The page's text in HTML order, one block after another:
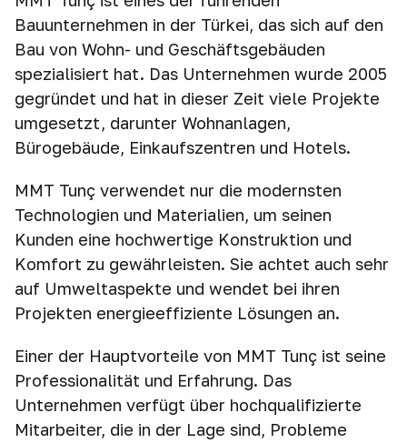
Bauunternehmen in der Türkei, das sich auf den
Bau von Wohn- und Geschäftsgebäuden
spezialisiert hat. Das Unternehmen wurde 2005
gegründet und hat in dieser Zeit viele Projekte
umgesetzt, darunter Wohnanlagen,
Bürogebäude, Einkaufszentren und Hotels.
MMT Tunç verwendet nur die modernsten
Technologien und Materialien, um seinen
Kunden eine hochwertige Konstruktion und
Komfort zu gewährleisten. Sie achtet auch sehr
auf Umweltaspekte und wendet bei ihren
Projekten energieeffiziente Lösungen an.
Einer der Hauptvorteile von MMT Tunç ist seine
Professionalität und Erfahrung. Das
Unternehmen verfügt über hochqualifizierte
Mitarbeiter, die in der Lage sind, Probleme